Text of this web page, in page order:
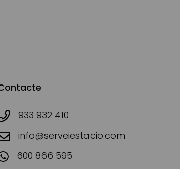
933 932 410
info@serveiestacio.com
600 866 595